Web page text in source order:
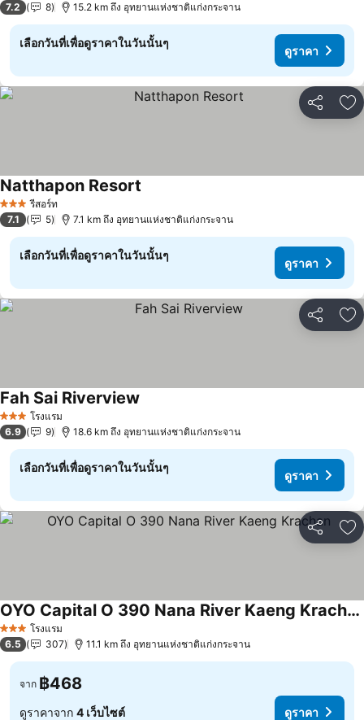
7.2 8 15.2 km ถึง อุทยานแห่งชาติแก่งกระจาน
เลือกวันที่เพื่อดูราคาในวันนั้นๆ
ดูราคา
แชร์ เ
3 ดาว รีสอร์ท
Natthapon Resort
7.1 5 7.1 km ถึง อุทยานแห่งชาติแก่งกระจาน
เลือกวันที่เพื่อดูราคาในวันนั้นๆ
ดูราคา
แชร์ เ
3 ดาว โรงแรม
Fah Sai Riverview
6.9 9 18.6 km ถึง อุทยานแห่งชาติแก่งกระจาน
เลือกวันที่เพื่อดูราคาในวันนั้นๆ
ดูราคา
แชร์ เ
3 ดาว โรงแรม
OYO Capital O 390 Nana River Kaeng Krachan
ดูราคา
6.5 307 11.1 km ถึง อุทยานแห่งชาติแก่งกระจาน
จาก ฿468
ดูราคาจาก 4 เว็บไซต์ ดูราคา